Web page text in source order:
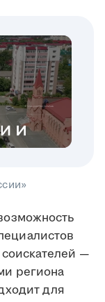
—
региона
для